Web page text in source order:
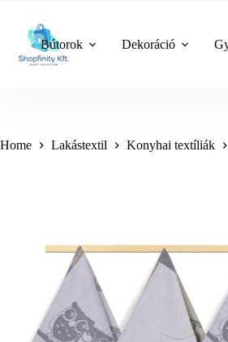
content
Bútorok Dekoráció
Home Lakástextil Konyhai textíliák